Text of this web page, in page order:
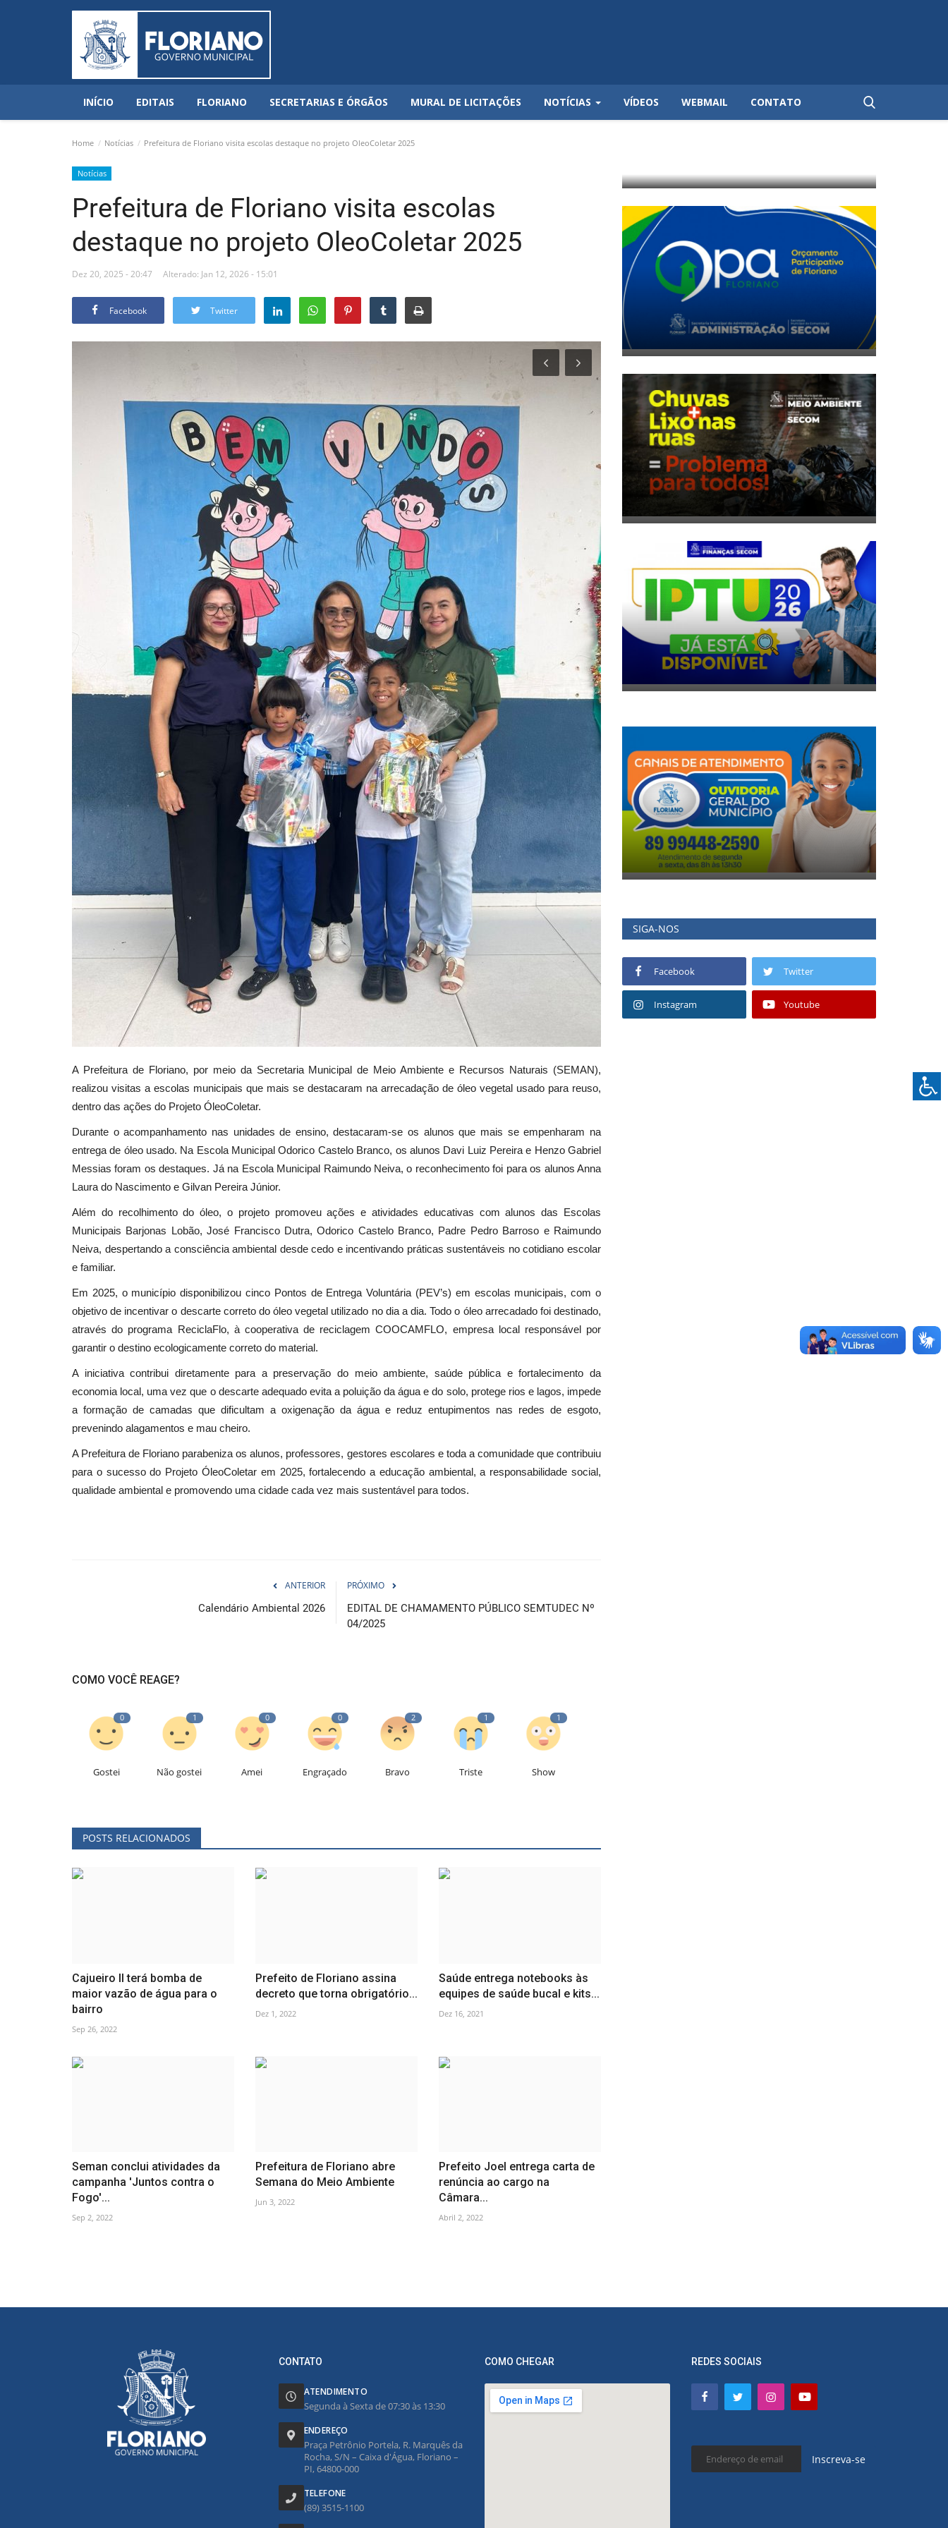
INÍCIO EDITAIS FLORIANO SECRETARIAS E ÓRGÃOS MURAL DE LICITAÇÕES NOTÍCIAS VÍDEOS WEBMAIL CONTATO
Home Notícias Prefeitura de Floriano visita escolas destaque no projeto OleoColetar 2025
Notícias
Prefeitura de Floriano visita escolas
destaque no projeto OleoColetar 2025
Dez 20, 2025 - 20:47 Alterado: Jan 12, 2026 - 15:01
Facebook Twitter
A Prefeitura de Floriano, por meio da Secretaria Municipal de Meio Ambiente e Recursos Naturais (SEMAN),
realizou visitas a escolas municipais que mais se destacaram na arrecadação de óleo vegetal usado para reuso,
dentro das ações do Projeto ÓleoColetar.
Durante o acompanhamento nas unidades de ensino, destacaram-se os alunos que mais se empenharam na
entrega de óleo usado. Na Escola Municipal Odorico Castelo Branco, os alunos Davi Luiz Pereira e Henzo Gabriel
Messias foram os destaques. Já na Escola Municipal Raimundo Neiva, o reconhecimento foi para os alunos Anna
Laura do Nascimento e Gilvan Pereira Júnior.
Além do recolhimento do óleo, o projeto promoveu ações e atividades educativas com alunos das Escolas
Municipais Barjonas Lobão, José Francisco Dutra, Odorico Castelo Branco, Padre Pedro Barroso e Raimundo
Neiva, despertando a consciência ambiental desde cedo e incentivando práticas sustentáveis no cotidiano escolar
e familiar.
Em 2025, o município disponibilizou cinco Pontos de Entrega Voluntária (PEV’s) em escolas municipais, com o
objetivo de incentivar o descarte correto do óleo vegetal utilizado no dia a dia. Todo o óleo arrecadado foi destinado,
através do programa ReciclaFlo, à cooperativa de reciclagem COOCAMFLO, empresa local responsável por
garantir o destino ecologicamente correto do material.
A iniciativa contribui diretamente para a preservação do meio ambiente, saúde pública e fortalecimento da
economia local, uma vez que o descarte adequado evita a poluição da água e do solo, protege rios e lagos, impede
a formação de camadas que dificultam a oxigenação da água e reduz entupimentos nas redes de esgoto,
prevenindo alagamentos e mau cheiro.
A Prefeitura de Floriano parabeniza os alunos, professores, gestores escolares e toda a comunidade que contribuiu
para o sucesso do Projeto ÓleoColetar em 2025, fortalecendo a educação ambiental, a responsabilidade social,
qualidade ambiental e promovendo uma cidade cada vez mais sustentável para todos.
ANTERIOR
Calendário Ambiental 2026
PRÓXIMO
EDITAL DE CHAMAMENTO PÚBLICO SEMTUDEC Nº
04/2025
COMO VOCÊ REAGE?
0
Gostei
1
Não gostei
0
Amei
0
Engraçado
2
Bravo
1
Triste
1
Show
POSTS RELACIONADOS
Cajueiro II terá bomba de
maior vazão de água para o
bairro
Sep 26, 2022
Prefeito de Floriano assina
decreto que torna obrigatório...
Dez 1, 2022
Saúde entrega notebooks às
equipes de saúde bucal e kits...
Dez 16, 2021
Seman conclui atividades da
campanha 'Juntos contra o
Fogo'...
Sep 2, 2022
Prefeitura de Floriano abre
Semana do Meio Ambiente
Jun 3, 2022
Prefeito Joel entrega carta de
renúncia ao cargo na
Câmara...
Abril 2, 2022
SIGA-NOS
Facebook Twitter
Instagram Youtube
CONTATO
ATENDIMENTO
Segunda à Sexta de 07:30 às 13:30
ENDEREÇO
Praça Petrônio Portela, R. Marquês da
Rocha, S/N – Caixa d'Água, Floriano –
PI, 64800-000
TELEFONE
(89) 3515-1100
COMO CHEGAR REDES SOCIAIS
Inscreva-se